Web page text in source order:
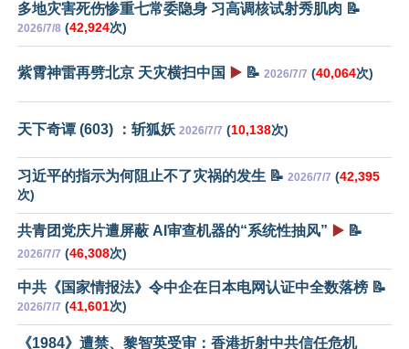
多地灾害死伤惨重七常委隐身 习高调核试射秀肌肉 📝
2026/7/8 (42,924次)
紫霄神雷再劈北京 天灾横扫中国 ▶️ 📝 2026/7/7 (40,064次)
天下奇谭 (603) ：斩狐妖 2026/7/7 (10,138次)
习近平的指示为何阻止不了灾祸的发生 📝 2026/7/7 (42,395
次)
共青团党庆片遭屏蔽 AI审查机器的“系统性抽风” ▶️ 📝
2026/7/7 (46,308次)
中共《国家情报法》令中企在日本电网认证中全数落榜 📝
2026/7/7 (41,601次)
《1984》遭禁、黎智英受审：香港折射中共信任危机